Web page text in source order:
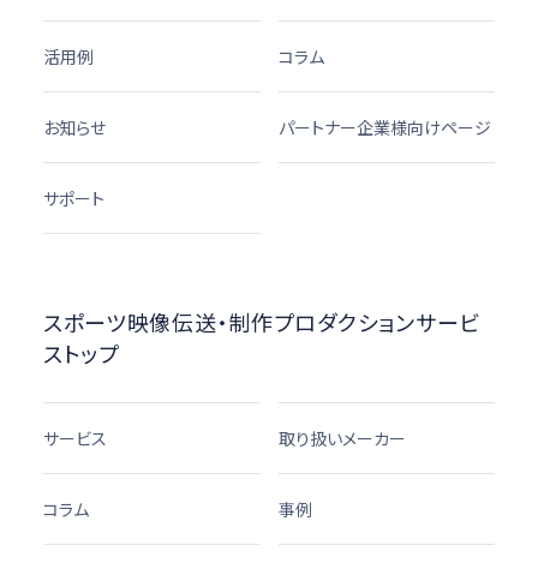
活用例 コラム
お知らせ パートナー企業様向けページ
サポート
スポーツ映像伝送・制作プロダクションサービ
ストップ
サービス 取り扱いメーカー
コラム 事例